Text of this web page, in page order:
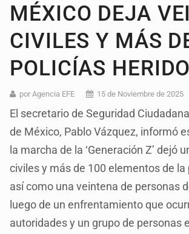
MÉXICO DEJA
CIVILES Y MÁS
POLICÍAS
por Agencia EFE 15 de Noviembre de 2025
El secretario de Seguridad
de México, Pablo Vázquez, informó
la marcha de la ‘Generación Z’ dejó
civiles y más de 100 elementos de la
así como una veintena de personas
luego de un enfrentamiento que
autoridades y un grupo de personas